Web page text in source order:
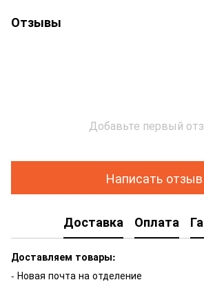
Отзывы
Добавьте первый
Написать отзыв
Доставка Оплата
Доставляем товары:
- Новая почта на отделение